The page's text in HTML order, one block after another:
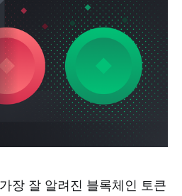
장 잘 알려진 블록체인 토큰